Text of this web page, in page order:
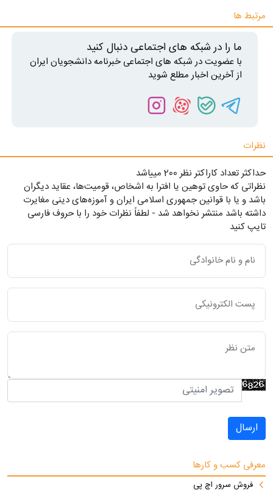
مرتبط ها
ما را در شبکه های اجتماعی دنبال کنید
با عضویت در شبکه های اجتماعی خبرنامه دانشجویان ایران
از آخرین اخبار مطلع شوید
نظرات
حداکثر تعداد کاراکتر نظر 200 ميياشد
نظراتی که حاوی توهین یا افترا به اشخاص، قومیت‌ها، عقاید دیگران
باشد و یا با قوانین جمهوری اسلامی ایران و آموزه‌های دینی مغایرت
داشته باشد منتشر نخواهد شد - لطفاً نظرات خود را با حروف فارسی
تایپ کنید
ارسال
معرفی کسب و کارها
فروش سرور اچ پی